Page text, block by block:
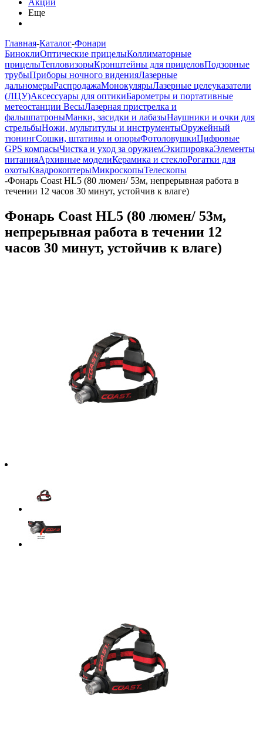
Акции
Еще
Главная-Каталог-Фонари
БиноклиОптические прицелыКоллиматорные
прицелыТепловизорыКронштейны для прицеловПодзорные
трубыПриборы ночного виденияЛазерные
дальномерыРаспродажаМонокулярыЛазерные целеуказатели
(ЛЦУ)Аксессуары для оптикиБарометры и портативные
метеостанции ВесыЛазерная пристрелка и
фальшпатроныМанки, засидки и лабазыНаушники и очки для
стрельбыНожи, мультитулы и инструментыОружейный
тюнингСошки, штативы и опорыФотоловушкиЦифровые
GPS компасыЧистка и уход за оружиемЭкипировкаЭлементы
питанияАрхивные моделиКерамика и стеклоРогатки для
охотыКвадрокоптерыМикроскопыТелескопы
-Фонарь Coast HL5 (80 люмен/ 53м, непрерывная работа в
течении 12 часов 30 минут, устойчив к влаге)
Фонарь Coast HL5 (80 люмен/ 53м,
непрерывная работа в течении 12
часов 30 минут, устойчив к влаге)